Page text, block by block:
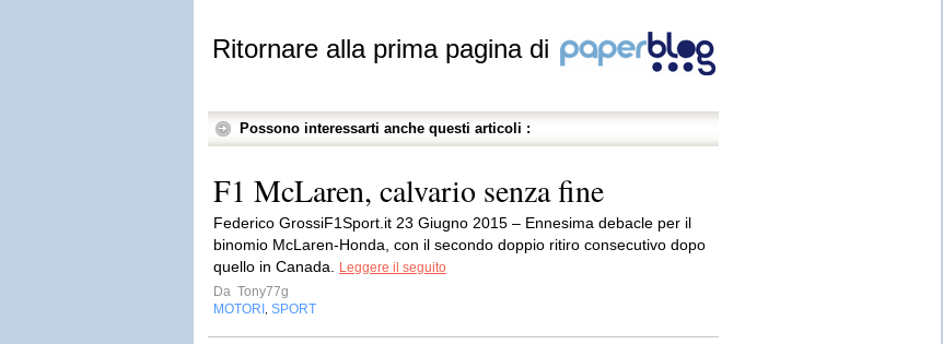
Ritornare alla prima pagina di
Possono interessarti anche questi articoli :
F1 McLaren, calvario senza fine
Federico GrossiF1Sport.it 23 Giugno 2015 – Ennesima debacle per il
binomio McLaren-Honda, con il secondo doppio ritiro consecutivo dopo
quello in Canada.
Leggere il seguito
Da Tony77g
MOTORI
SPORT